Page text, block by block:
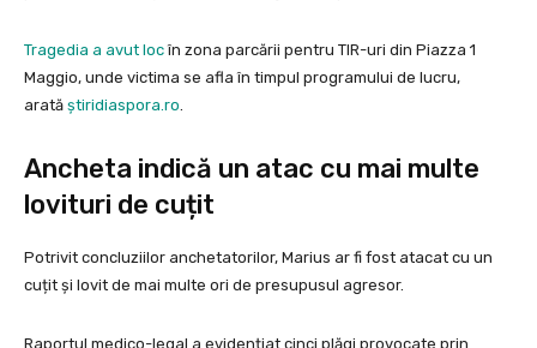
Tragedia a avut locîn zona parcării pentru TIR-uri din Piazza 1
Maggio, unde victima se afla în timpul programului de lucru,
arată știridiaspora.ro.
Ancheta indică un atac cu mai multe
lovituri de cuțit
Potrivit concluziilor anchetatorilor, Marius ar fi fost atacat cu un
cuțit și lovit de mai multe ori de presupusul agresor.
Raportul medico-legal a evidențiat cinci plăgi provocate prin